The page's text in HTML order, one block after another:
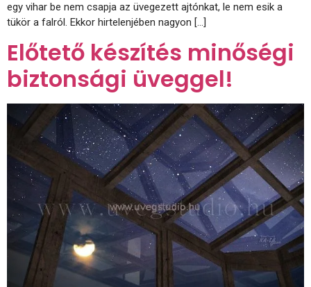
egy vihar be nem csapja az üvegezett ajtónkat, le nem esik a
tükör a falról. Ekkor hirtelenjében nagyon […]
Előtető készítés minőségi
biztonsági üveggel!